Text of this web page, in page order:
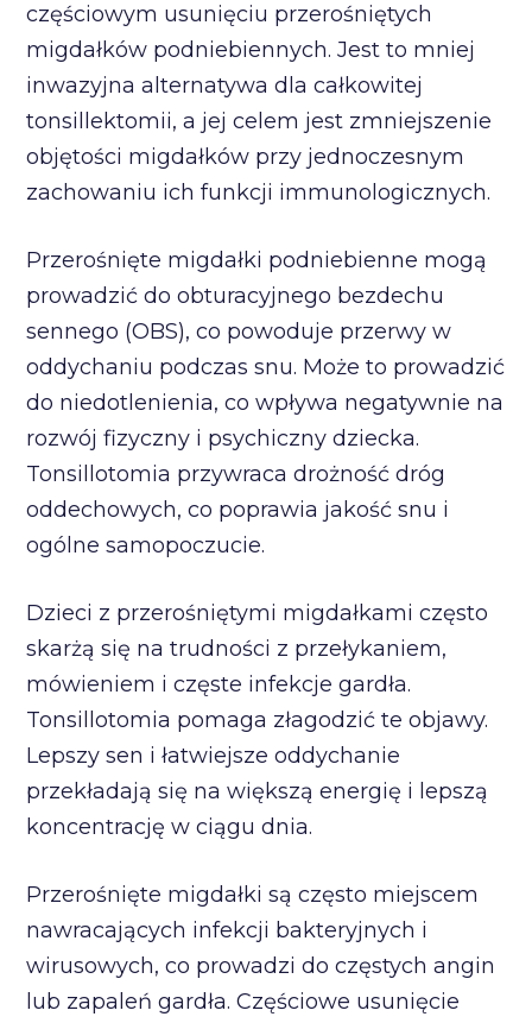
częściowym usunięciu przerośniętych
migdałków podniebiennych. Jest to mniej
inwazyjna alternatywa dla całkowitej
tonsillektomii, a jej celem jest zmniejszenie
objętości migdałków przy jednoczesnym
zachowaniu ich funkcji immunologicznych.
Przerośnięte migdałki podniebienne mogą
prowadzić do obturacyjnego bezdechu
sennego (OBS), co powoduje przerwy w
oddychaniu podczas snu. Może to prowadzić
do niedotlenienia, co wpływa negatywnie na
rozwój fizyczny i psychiczny dziecka.
Tonsillotomia przywraca drożność dróg
oddechowych, co poprawia jakość snu i
ogólne samopoczucie.
Dzieci z przerośniętymi migdałkami często
skarżą się na trudności z przełykaniem,
mówieniem i częste infekcje gardła.
Tonsillotomia pomaga złagodzić te objawy.
Lepszy sen i łatwiejsze oddychanie
przekładają się na większą energię i lepszą
koncentrację w ciągu dnia.
Przerośnięte migdałki są często miejscem
nawracających infekcji bakteryjnych i
wirusowych, co prowadzi do częstych angin
lub zapaleń gardła. Częściowe usunięcie